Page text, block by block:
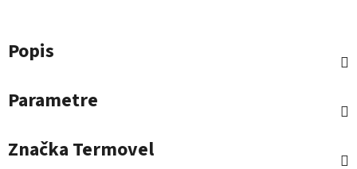
Popis
Parametre
Značka Termovel